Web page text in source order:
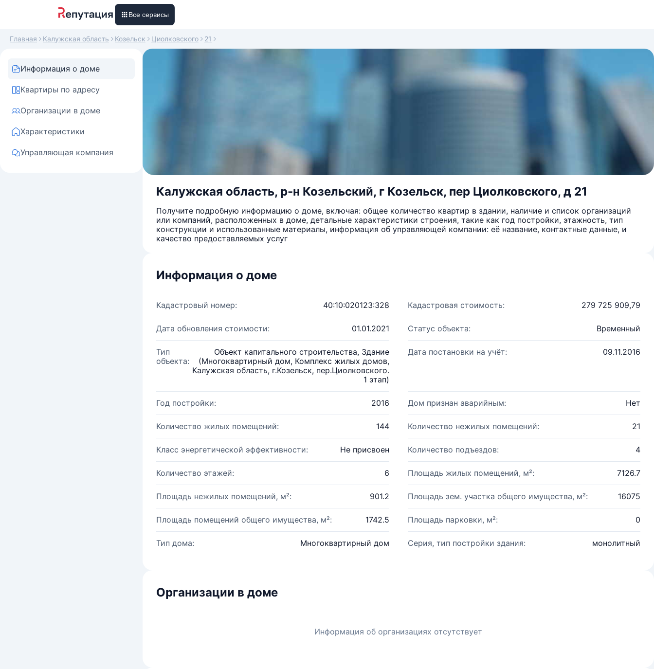
Все сервисы
Главная Калужская область Козельск Циолковского 21
Информация о доме
Квартиры по адресу
Организации в доме
Характеристики
Управляющая компания
Калужская область, р-н Козельский, г Козельск, пер Циолковского, д 21
Получите подробную информацию о доме, включая: общее количество квартир в здании, наличие и список организаций
или компаний, расположенных в доме, детальные характеристики строения, такие как год постройки, этажность, тип
конструкции и использованные материалы, информация об управляющей компании: её название, контактные данные, и
качество предоставляемых услуг
Информация о доме
Кадастровый номер: 40:10:020123:328 Кадастровая стоимость: 279 725 909,79
Дата обновления стоимости: 01.01.2021 Статус объекта: Временный
Тип
объекта:
Объект капитального строительства, Здание
(Многоквартирный дом, Комплекс жилых домов,
Калужская область, г.Козельск, пер.Циолковского.
1 этап)
Дата постановки на учёт: 09.11.2016
Год постройки: 2016 Дом признан аварийным: Нет
Количество жилых помещений: 144 Количество нежилых помещений: 21
Класс энергетической эффективности: Не присвоен Количество подъездов: 4
Количество этажей: 6 Площадь жилых помещений, м²: 7126.7
Площадь нежилых помещений, м²: 901.2 Площадь зем. участка общего имущества, м²: 16075
Площадь помещений общего имущества, м²: 1742.5 Площадь парковки, м²: 0
Тип дома: Многоквартирный дом Серия, тип постройки здания: монолитный
Организации в доме
Информация об организациях отсутствует